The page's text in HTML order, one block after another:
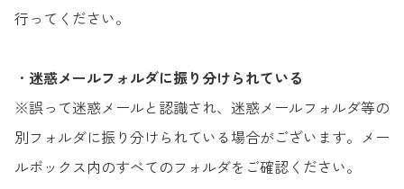
行ってください。
・ 迷惑メールフォルダに振り分けられている
※誤って迷惑メールと認識され、迷惑メールフォルダ等の
別フォルダに振り分けられている場合がございます。メー
ルボックス内のすべてのフォルダをご確認ください。